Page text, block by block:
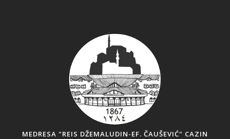
MEDRESA "REIS DŽEMALUDIN-EF. ČAUŠEVIĆ" CAZIN